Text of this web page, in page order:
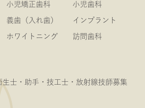
小児矯正歯科 小児歯科
義歯（入れ歯） インプラント
ホワイトニング 訪問歯科
生士・助手・技工士・放射線技師募集